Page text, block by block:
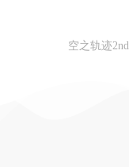
空之轨迹2nd